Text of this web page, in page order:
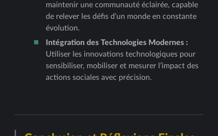
maintenir une communauté éclairée, capable
de relever les défis d’un monde en constante
évolution.
Intégration des Technologies Modernes :
Utiliser les innovations technologiques pour
sensibiliser, mobiliser et mesurer l’impact des
actions sociales avec précision.